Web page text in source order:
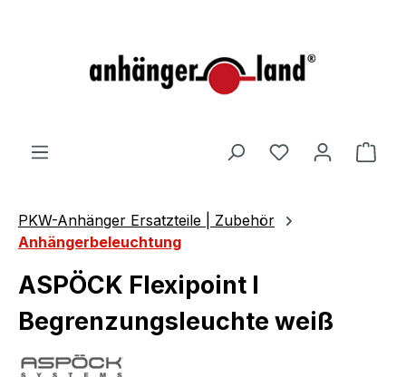
PKW-Anhänger Ersatzteile | Zubehör
Anhängerbeleuchtung
ASPÖCK Flexipoint I
Begrenzungsleuchte weiß